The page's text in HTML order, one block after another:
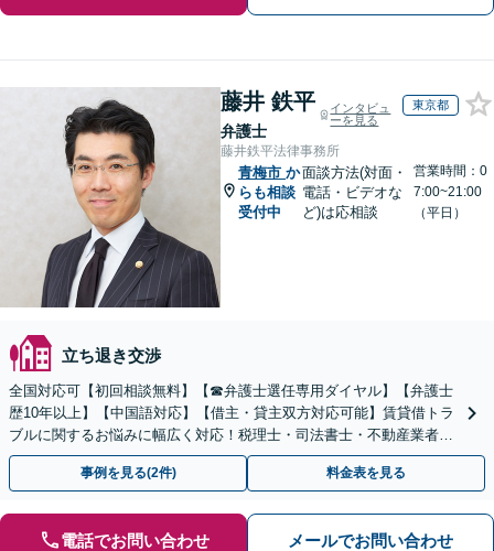
藤井 鉄平
弁護士
インタビュ
ーを見る
東京都
藤井鉄平法律事務所
青梅市 か
らも相談
受付中
面談方法(対面・
電話・ビデオな
ど)は応相談
営業時間：0
7:00~21:00
（平日）
立ち退き交渉
全国対応可【初回相談無料】【☎︎弁護士選任専用ダイヤル】【弁護士
歴10年以上】【中国語対応】【借主・貸主双方対応可能】賃貸借トラ
ブルに関するお悩みに幅広く対応！税理士・司法書士・不動産業者と
の連携でスムーズに解決します【新御茶ノ水駅1分】
事例を見る(2件) 料金表を見る
電話でお問い合わせ メールでお問い合わせ